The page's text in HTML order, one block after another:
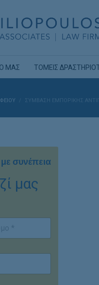
ΜΑΣ ΤΟΜΕΙΣ
ΣΎΜΒΑΣΗ ΕΜΠΟΡΙΚΉΣ
συνέπεια
μας